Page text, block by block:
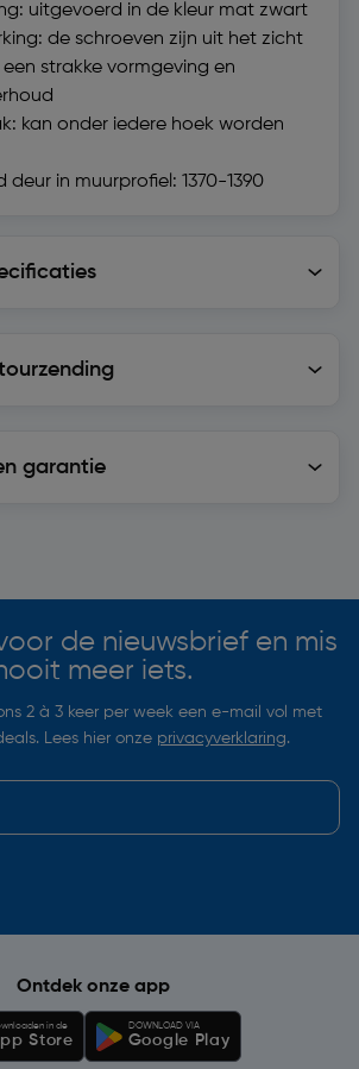
uitgevoerd in de kleur mat zwart
de schroeven zijn uit het zicht
strakke vormgeving en
kan onder iedere hoek worden
deur in muurprofiel: 1370-1390
garantie
de nieuwsbrief en mis
meer iets.
2 à 3 keer per week een e-mail vol met
Lees hier onze privacyverklaring.
Ontdek onze app
in de
Store
DOWNLOAD VIA
Google Play